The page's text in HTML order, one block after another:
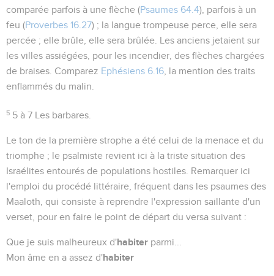
comparée parfois à une flèche (Psaumes 64.4), parfois à un
feu (Proverbes 16.27) ; la langue trompeuse perce, elle sera
percée ; elle brûle, elle sera brûlée. Les anciens jetaient sur
les villes assiégées, pour les incendier, des flèches chargées
de braises. Comparez Ephésiens 6.16 , la mention des traits
enflammés du malin
5 5 à 7 Les barbares.
Le ton de la première strophe a été celui de la menace et du
triomphe ; le psalmiste revient ici à la triste situation des
Israélites entourés de populations hostiles. Remarquer ici
l'emploi du procédé littéraire, fréquent dans les psaumes des
Maaloth, qui consiste à reprendre l'expression saillante d'un
verset, pour en faire le point de départ du versa suivant :
Que je suis malheureux d'habiter parmi...
Mon âme en a assez d'habiter